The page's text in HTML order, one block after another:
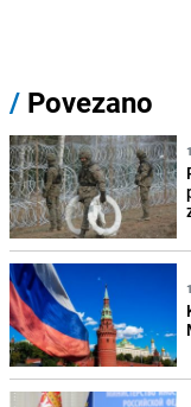
/ Povezano